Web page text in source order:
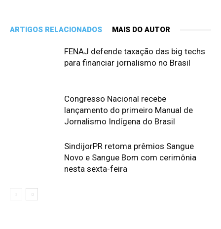
ARTIGOS RELACIONADOS MAIS DO AUTOR
FENAJ defende taxação das big techs
para financiar jornalismo no Brasil
Congresso Nacional recebe
lançamento do primeiro Manual de
Jornalismo Indígena do Brasil
SindijorPR retoma prêmios Sangue
Novo e Sangue Bom com cerimônia
nesta sexta-feira